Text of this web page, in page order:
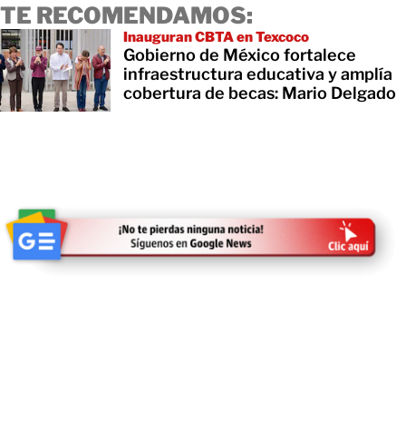
TE RECOMENDAMOS:
Inauguran CBTA en Texcoco
Gobierno de México fortalece
infraestructura educativa y amplía
cobertura de becas: Mario Delgado